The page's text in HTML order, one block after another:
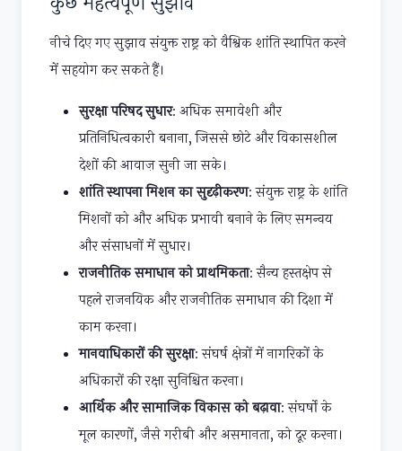
नीचे दिए गए सुझाव संयुक्त राष्ट्र को वैश्विक शांति स्थापित करने
में सहयोग कर सकते हैं।
सुरक्षा परिषद सुधार: अधिक समावेशी और
प्रतिनिधित्वकारी बनाना, जिससे छोटे और विकासशील
देशों की आवाज़ सुनी जा सके।
शांति स्थापना मिशन का सुदृढ़ीकरण: संयुक्त राष्ट्र के शांति
मिशनों को और अधिक प्रभावी बनाने के लिए समन्वय
और संसाधनों में सुधार।
राजनीतिक समाधान को प्राथमिकता: सैन्य हस्तक्षेप से
पहले राजनयिक और राजनीतिक समाधान की दिशा में
काम करना।
मानवाधिकारों की सुरक्षा: संघर्ष क्षेत्रों में नागरिकों के
अधिकारों की रक्षा सुनिश्चित करना।
आर्थिक और सामाजिक विकास को बढ़ावा: संघर्षों के
मूल कारणों, जैसे गरीबी और असमानता, को दूर करना।